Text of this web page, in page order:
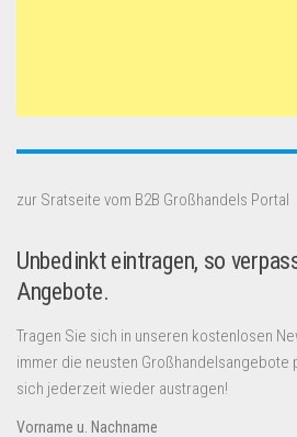
zur Sratseite vom B2B Großhandels Portal
Unbedinkt eintragen, so
Angebote.
Tragen Sie sich in unseren kostenlosen
immer die neusten Großhandelsangebote
sich jederzeit wieder austragen!
Vorname u. Nachname